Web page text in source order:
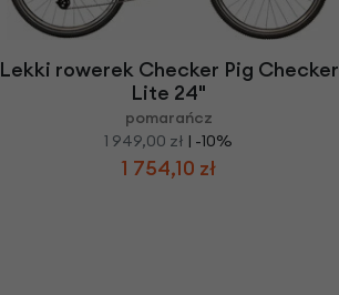
Lekki rowerek Checker Pig Checker
Lite 24"
pomarańcz
1 949,00 zł | -10%
1 754,10 zł